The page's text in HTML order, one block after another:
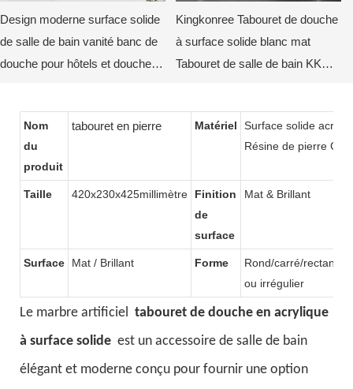
Design moderne surface solide
de salle de bain vanité banc de
douche pour hôtels et douches
Kingkonree Tabouret de douche
à surface solide blanc mat
Tabouret de salle de bain KKR-
Nom
du
produit
tabouret en pierre Matériel
Surface solide
Résine de pierre
Taille 420x230x425millimètre
Finition
de
surface
Mat & Brillant
Surface Mat / Brillant Forme
Rond/carré/
ou irrégulier
Le marbre artificiel
tabouret de douche en acrylique
à surface solide est un accessoire de salle de bain
élégant et moderne conçu pour fournir une option